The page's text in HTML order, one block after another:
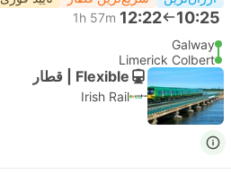
10:25
12:22
1h 57m
Galway
Limerick Colbert
Flexible | قطار
Irish Rail